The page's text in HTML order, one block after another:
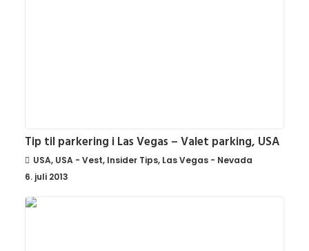
USA, USA - Vest, Insider Tips, Las Vegas - Nevada
6. juli 2013